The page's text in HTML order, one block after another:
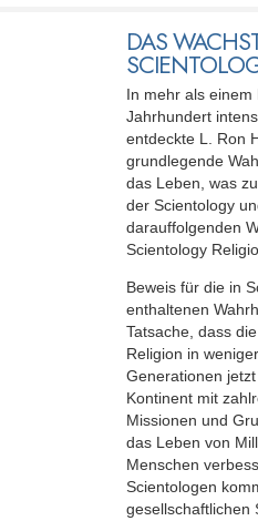
DAS
In mehr als einem
Jahrhundert
entdeckte L. Ron
grundlegende
das Leben, was
der Scientology
darauffolgenden
Scientology
Beweis für die in
enthaltenen
Tatsache, dass
Religion in
Generationen
Kontinent mit
Missionen und
das Leben von
Menschen
Scientologen
gesellschaftlichen